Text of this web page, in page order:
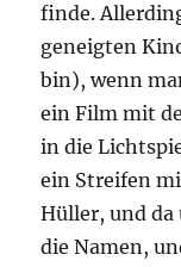
finde.
geneigten
bin), wenn
ein Film mit
in die
ein Streifen
Hüller, und da
die Namen,